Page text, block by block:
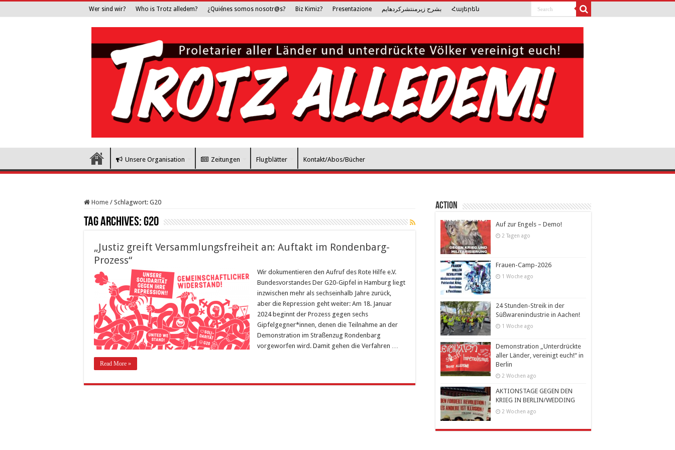
Wer sind wir? Who is Trotz alledem? ¿Quiénes somos nosotr@s? Biz Kimiz? Presentazione بشرح زیرمنتشرکرده­ایم Հայերեն
Unsere Organisation Zeitungen Flugblätter Kontakt/Abos/Bücher
Home / Schlagwort: G20
Tag Archives:G20
„Justiz greift Versammlungsfreiheit an: Auftakt im Rondenbarg-
Prozess“
Wir dokumentieren den Aufruf des Rote Hilfe e.V.
Bundesvorstandes Der G20-Gipfel in Hamburg liegt
inzwischen mehr als sechseinhalb Jahre zurück,
aber die Repression geht weiter: Am 18. Januar
2024 beginnt der Prozess gegen sechs
Gipfelgegner*innen, denen die Teilnahme an der
Demonstration im Straßenzug Rondenbarg
vorgeworfen wird. Damit gehen die Verfahren …
Read More »
Action
Auf zur Engels – Demo!
2 Tagen ago
Frauen-Camp-2026
1 Woche ago
24 Stunden-Streik in der
Süßwarenindustrie in Aachen!
1 Woche ago
Demonstration „Unterdrückte
aller Länder, vereinigt euch!“ in
Berlin
2 Wochen ago
AKTIONSTAGE GEGEN DEN
KRIEG IN BERLIN/WEDDING
2 Wochen ago